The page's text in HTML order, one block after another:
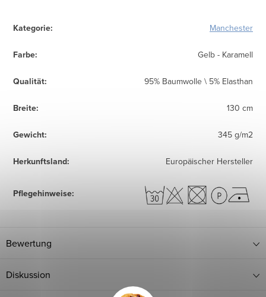
Kategorie: Manchester
Farbe: Gelb - Karamell
Qualität: 95% Baumwolle \ 5% Elasthan
Breite: 130 cm
Gewicht: 345 g/m2
Herkunftsland: Europäischer Hersteller
Pflegehinweise:
Bewertung
Diskussion